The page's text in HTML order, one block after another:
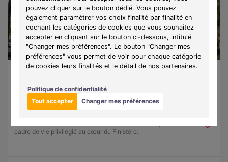
pouvez cliquer sur le bouton dédié. Vous pouvez
également paramétrer vos choix finalité par finalité en
cochant les catégories de cookies que vous souhaitez
accepter en cliquant sur le bouton ci-dessous, intitulé
"Changer mes préférences". Le bouton "Changer mes
préférences" vous permet de voir pour chaque catégorie
de cookies leurs finalités et le détail de nos partenaires.
Politique de confidentialité
Tout accepter
Changer mes préférences
Guilvinec (29730)
À partir de 130 500 €
cadre de vie privilégié au cœur du Finistère.